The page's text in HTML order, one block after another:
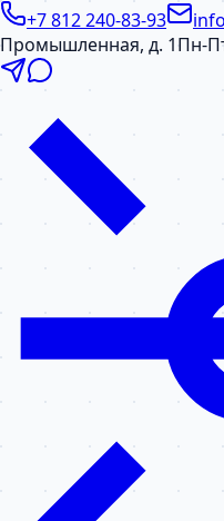
+7 812 240-83-93
Промышленная, д. 1Пн-